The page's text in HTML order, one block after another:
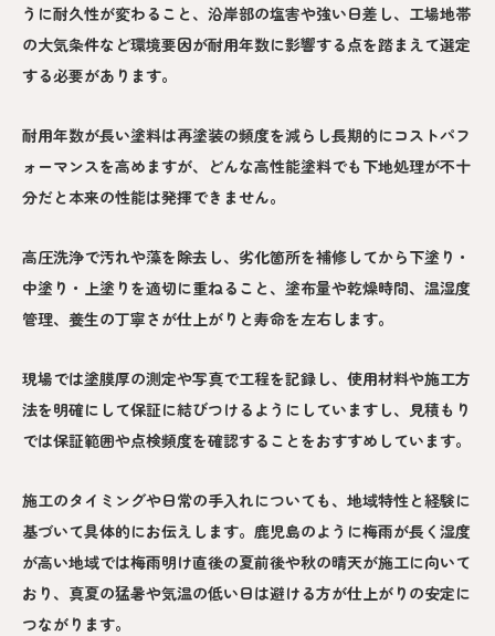
うに耐久性が変わること、沿岸部の塩害や強い日差し、工場地帯
の大気条件など環境要因が耐用年数に影響する点を踏まえて選定
する必要があります。
耐用年数が長い塗料は再塗装の頻度を減らし長期的にコストパフ
ォーマンスを高めますが、どんな高性能塗料でも下地処理が不十
分だと本来の性能は発揮できません。
高圧洗浄で汚れや藻を除去し、劣化箇所を補修してから下塗り・
中塗り・上塗りを適切に重ねること、塗布量や乾燥時間、温湿度
管理、養生の丁寧さが仕上がりと寿命を左右します。
現場では塗膜厚の測定や写真で工程を記録し、使用材料や施工方
法を明確にして保証に結びつけるようにしていますし、見積もり
では保証範囲や点検頻度を確認することをおすすめしています。
施工のタイミングや日常の手入れについても、地域特性と経験に
基づいて具体的にお伝えします。鹿児島のように梅雨が長く湿度
が高い地域では梅雨明け直後の夏前後や秋の晴天が施工に向いて
おり、真夏の猛暑や気温の低い日は避ける方が仕上がりの安定に
つながります。